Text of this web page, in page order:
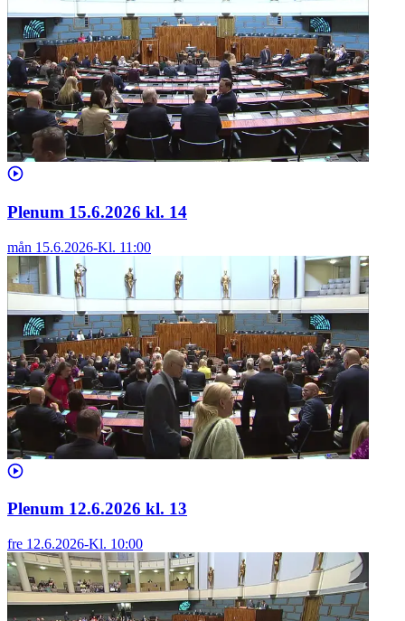
Plenum 15.6.2026 kl. 14
mån 15.6.2026-Kl. 11:00
Plenum 12.6.2026 kl. 13
fre 12.6.2026-Kl. 10:00